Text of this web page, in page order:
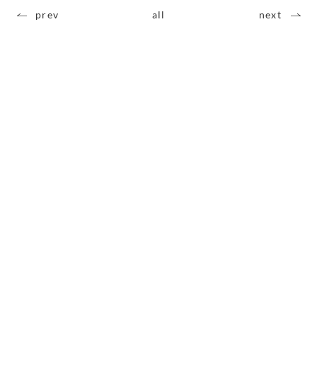
prev all next